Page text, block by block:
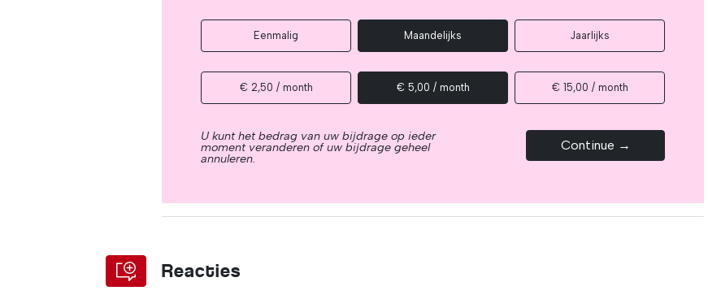
Eenmalig Maandelijks Jaarlijks
€ 2,50 / month € 5,00 / month € 15,00 / month
U kunt het bedrag van uw bijdrage op ieder
moment veranderen of uw bijdrage geheel
annuleren.
Continue →
Reacties